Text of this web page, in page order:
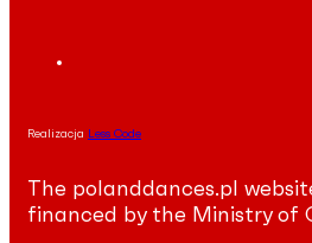
Realizacja Less Code
The polanddances.pl
financed by the Ministry of